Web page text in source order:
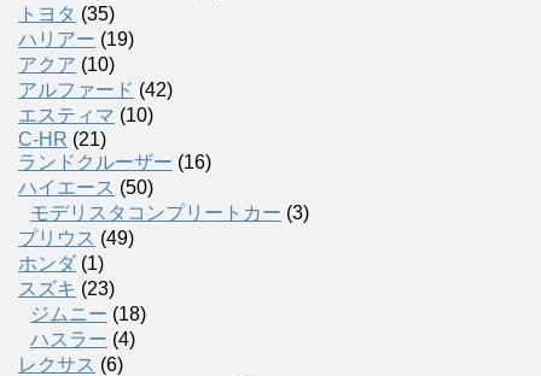
トヨタ (35)
ハリアー (19)
アクア (10)
アルファード (42)
エスティマ (10)
C-HR (21)
ランドクルーザー (16)
ハイエース (50)
モデリスタコンプリートカー (3)
プリウス (49)
ホンダ (1)
スズキ (23)
ジムニー (18)
ハスラー (4)
レクサス (6)